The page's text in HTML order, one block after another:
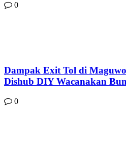
0
Dampak Exit Tol di
Dishub DIY Wacanakan
0